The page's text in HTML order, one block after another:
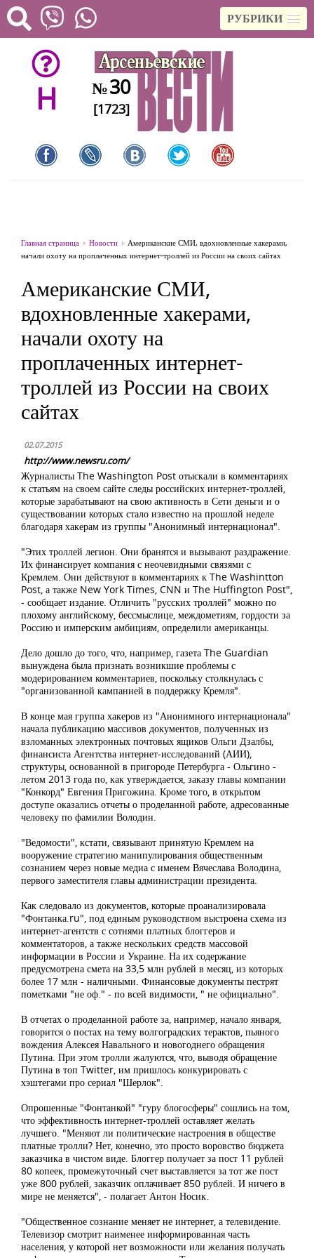
РУБРИКИ
H №30
[1723]
Главная страница Новости
Американские СМИ, вдохновленные хакерами,
начали охоту на проплаченных интернет-троллей из России на своих сайтах
Американские СМИ,
вдохновленные хакерами,
начали охоту на
проплаченных интернет-
троллей из России на своих
сайтах
02.07.2015
http://www.newsru.com/
Журналисты The Washington Post отыскали в комментариях
к статьям на своем сайте следы российских интернет-троллей,
которые зарабатывают на свою активность в Сети деньги и о
существовании которых стало известно на прошлой неделе
благодаря хакерам из группы "Анонимный интернационал".
"Этих троллей легион. Они бранятся и вызывают раздражение.
Их финансирует компания с неочевидными связями с
Кремлем. Они действуют в комментариях к The Washintton
Post, а также New York Times, CNN и The Huffington Post",
- сообщает издание. Отличить "русских троллей" можно по
плохому английскому, бессмыслице, междометиям, гордости за
Россию и имперским амбициям, определили американцы.
Дело дошло до того, что, например, газета The Guardian
вынуждена была признать возникшие проблемы с
модерированием комментариев, поскольку столкнулась с
"организованной кампанией в поддержку Кремля".
В конце мая группа хакеров из "Анонимного интернационала"
начала публикацию массивов документов, полученных из
взломанных электронных почтовых ящиков Ольги Дзалбы,
финансиста Агентства интернет-исследований (АИИ),
структуры, основанной в пригороде Петербурга - Ольгино -
летом 2013 года по, как утверждается, заказу главы компании
"Конкорд" Евгения Пригожина. Кроме того, в открытом
доступе оказались отчеты о проделанной работе, адресованные
человеку по фамилии Володин.
"Ведомости", кстати, связывают принятую Кремлем на
вооружение стратегию манипулирования общественным
сознанием через новые медиа с именем Вячеслава Володина,
первого заместителя главы администрации президента.
Как следовало из документов, которые проанализировала
"Фонтанка.ru", под единым руководством выстроена схема из
интернет-агентств с сотнями платных блоггеров и
комментаторов, а также нескольких средств массовой
информации в России и Украине. На их содержание
предусмотрена смета на 33,5 млн рублей в месяц, из которых
более 17 млн - наличными. Финансовые документы пестрят
пометками "не оф." - по всей видимости, " не официально".
В отчетах о проделанной работе за, например, начало января,
говорится о постах на тему волгоградских терактов, пьяного
вождения Алексея Навального и новогоднего обращения
Путина. При этом тролли жалуются, что, выводя обращение
Путина в топ Twitter, им пришлось конкурировать с
хэштегами про сериал "Шерлок".
Опрошенные "Фонтанкой" "гуру блогосферы" сошлись на том,
что эффективность интернет-троллей оставляет желать
лучшего. "Меняют ли политические настроения в обществе
платные тролли? Нет, конечно, это просто воровство бюджета
заказчика в чистом виде. Блоггер получает за пост 11 рублей
80 копеек, промежуточный счет выставляется за тот же пост
уже 800 рублей, заказчик оплачивает 850 рублей. И ничего в
мире не меняется", - полагает Антон Носик.
"Общественное сознание меняет не интернет, а телевидение.
Телевизор смотрит наименее информированная часть
населения, у которой нет возможности или желания получать